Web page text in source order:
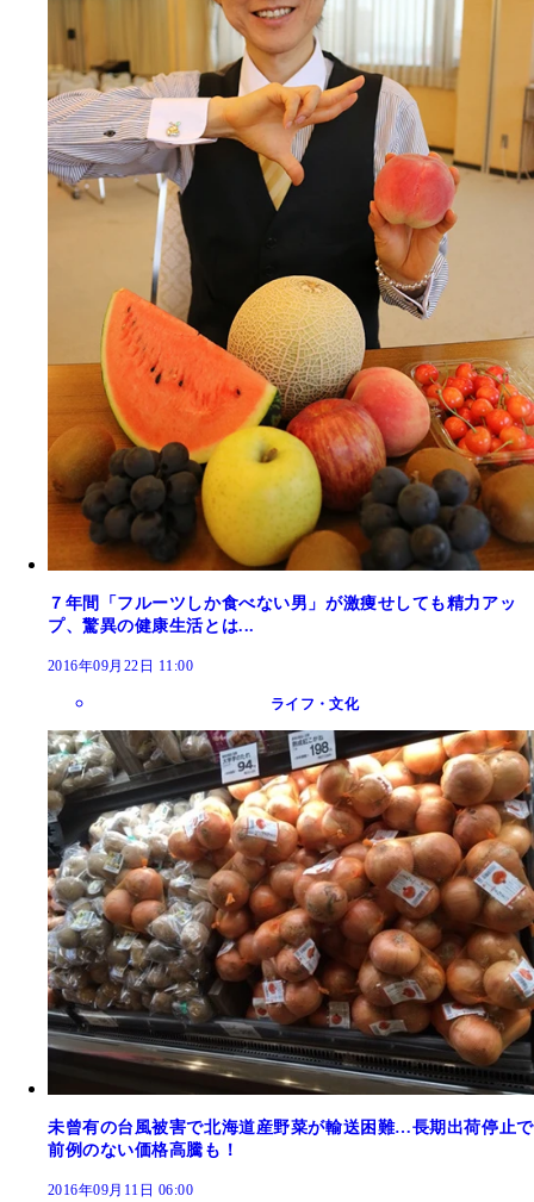
７年間「フルーツしか食べない男」が激痩せしても精力アッ
プ、驚異の健康生活とは...
2016年09月22日 11:00
ライフ・文化
未曾有の台風被害で北海道産野菜が輸送困難…長期出荷停止で
前例のない価格高騰も！
2016年09月11日 06:00